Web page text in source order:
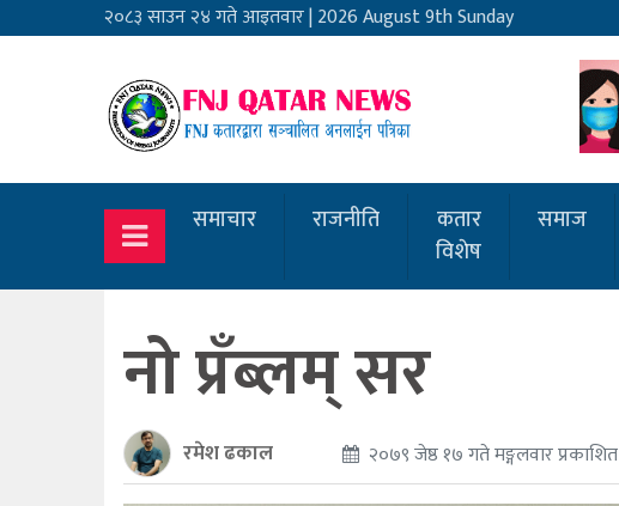
२०८३ साउन २४ गते आइतवार|2026 August 9th Sunday
समाचार राजनीति
कतार
विशेष
समाज
नो प्रँब्लम् सर
रमेश ढकाल २०७९ जेष्ठ १७ गते मङ्गलवार प्रकाशित